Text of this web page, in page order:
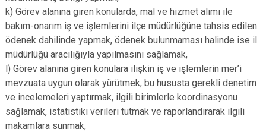
k) Görev alanına giren konularda, mal ve hizmet alımı ile
bakım-onarım iş ve işlemlerini ilçe müdürlüğüne tahsis edilen
ödenek dahilinde yapmak, ödenek bulunmaması halinde ise il
müdürlüğü aracılığıyla yapılmasını sağlamak,
l) Görev alanına giren konulara ilişkin iş ve işlemlerin mer’i
mevzuata uygun olarak yürütmek, bu hususta gerekli denetim
ve incelemeleri yaptırmak, ilgili birimlerle koordinasyonu
sağlamak, istatistiki verileri tutmak ve raporlandırarak ilgili
makamlara sunmak,